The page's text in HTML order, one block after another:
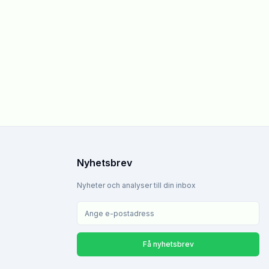
Nyhetsbrev
Nyheter och analyser till din inbox
Få nyhetsbrev